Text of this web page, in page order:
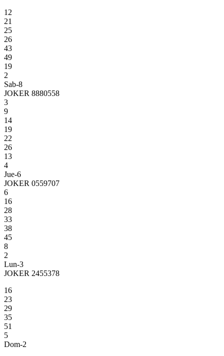
12
21
25
26
43
49
19
2
Sab-8
JOKER 8880558
3
9
14
19
22
26
13
4
Jue-6
JOKER 0559707
6
16
28
33
38
45
8
2
Lun-3
JOKER 2455378
16
23
29
35
51
5
Dom-2